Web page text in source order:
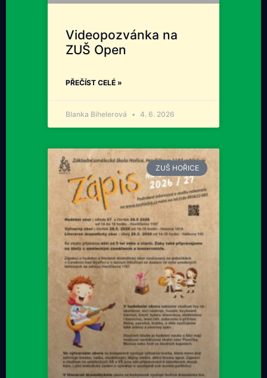
Videopozvánka na
ZUŠ Open
PŘEČÍST CELÉ »
Blanka Bihelerová 4. 6. 2026
ZUŠ HOŘICE